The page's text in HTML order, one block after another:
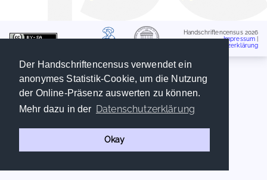
Der Handschriftencensus verwendet ein
anonymes Statistik-Cookie, um die Nutzung
der Online-Präsenz auswerten zu können.
Mehr dazu in der Datenschutzerklärung
Okay
Handschriftencensus 2026
Impressum
Datenschutzerklärung